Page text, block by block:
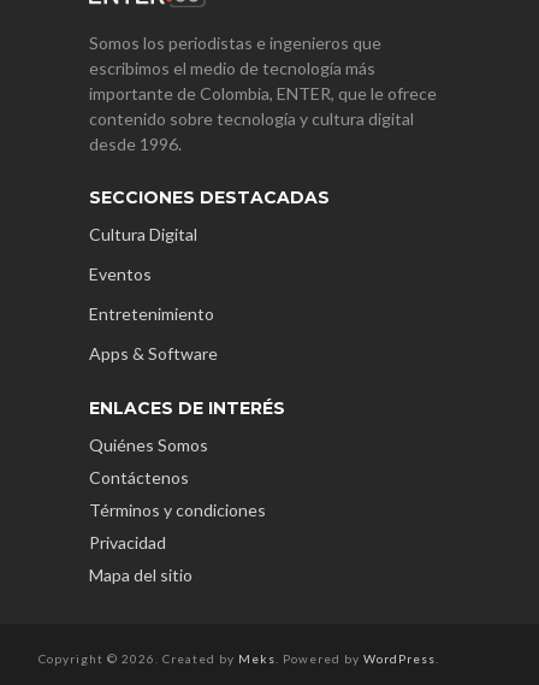
Somos los periodistas e ingenieros que
escribimos el medio de tecnología más
importante de Colombia, ENTER, que le ofrece
contenido sobre tecnología y cultura digital
desde 1996.
SECCIONES DESTACADAS
Cultura Digital
Eventos
Entretenimiento
Apps & Software
ENLACES DE INTERÉS
Quiénes Somos
Contáctenos
Términos y condiciones
Privacidad
Mapa del sitio
Copyright © 2026. Created by Meks . Powered by WordPress